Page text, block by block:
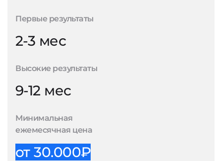
Первые результаты
2-3 мес
Высокие результаты
9-12 мес
Минимальная
ежемесячная цена
от 30.000₽